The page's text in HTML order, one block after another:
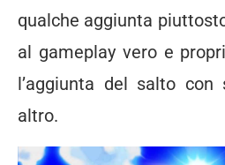
qualche aggiunta
al gameplay vero e
l’aggiunta del salto con
altro.